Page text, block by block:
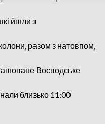
йшли з
разом з натовпом,
Воєводське
близько 11:00